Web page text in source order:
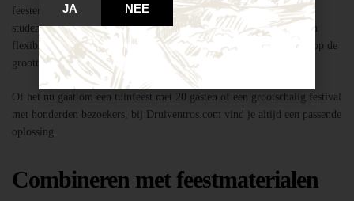
feesten thuis, maar ook voor bedrijfsevenementen, buurtfeesten,
studentenfeestjes en verenigingsactiviteiten. Dankzij de mobiliteit en
flexibiliteit van onze tapinstallaties kunnen we moeiteloos inspelen op de
grootte en aard van elk evenement.
Of het nu gaat om een tuinfeest met 20 gasten of een grootschalig festival
met honderden bezoekers, bij Druiventros.com vind je altijd een passende
oplossing.
Combineren met feestmaterialen
JA NEE